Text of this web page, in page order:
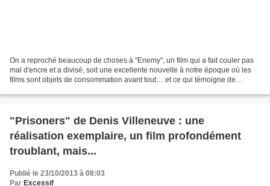
On a reproché beaucoup de choses à "Enemy", un film qui a fait couler pas
mal d'encre et a divisé, soit une excellente nouvelle à notre époque où les
films sont objets de consommation avant tout… et ce qui témoigne de
"Prisoners" de Denis Villeneuve : une
réalisation exemplaire, un film profondément
troublant, mais...
Publié le 23/10/2013 à 08:03
Par Excessif